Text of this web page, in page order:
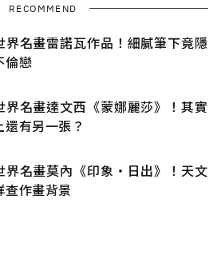
RECOMMEND
界名畫雷諾瓦作品！細膩筆下竟隱
倫戀
界名畫達文西《蒙娜麗莎》！其實
還有另一張？
界名畫莫內《印象‧日出》！天文
查作畫背景